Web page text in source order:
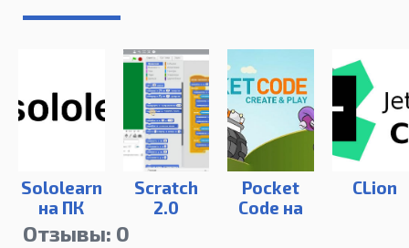
Sololearn
на ПК
Scratch
2.0
(Windows)
Pocket
Code на
CLion
Отзывы: 0